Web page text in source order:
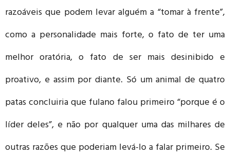
razoáveis que podem levar alguém a “tomar à frente”,
como a personalidade mais forte, o fato de ter uma
melhor oratória, o fato de ser mais desinibido e
proativo, e assim por diante. Só um animal de quatro
patas concluiria que fulano falou primeiro “porque é o
líder deles”, e não por qualquer uma das milhares de
outras razões que poderiam levá-lo a falar primeiro. Se